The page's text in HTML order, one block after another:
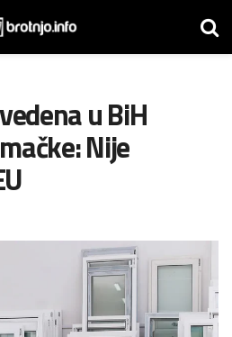
u BiH
Nije